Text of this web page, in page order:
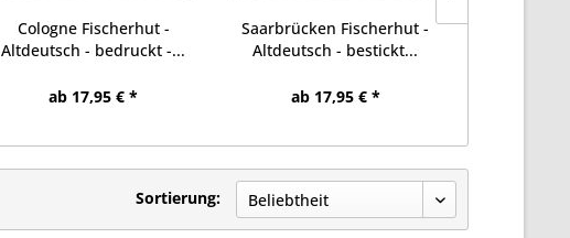
Cologne Fischerhut -
Altdeutsch - bedruckt -...
ab 17,95 € *
Saarbrücken Fischerhut -
Altdeutsch - bestickt...
ab 17,95 € *
Sortierung: